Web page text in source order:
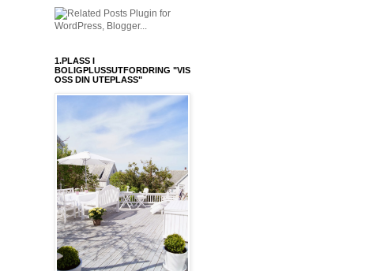
1.PLASS I
BOLIGPLUSSUTFORDRING "VIS
OSS DIN UTEPLASS"